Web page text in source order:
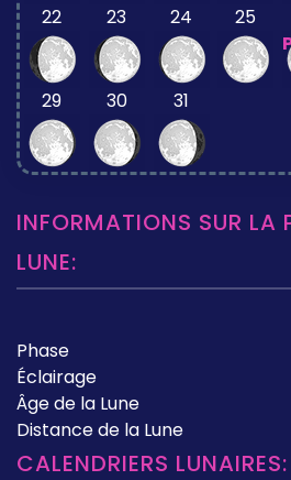
22 23 24 25
29 30 31
INFORMATIONS SUR LA
LUNE:
Phase
Éclairage
Âge de la Lune
Distance de la Lune
CALENDRIERS LUNAIRES: